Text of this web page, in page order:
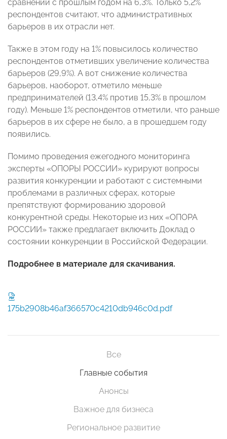
сравнении с прошлым годом на 6,3%. Только 5,2%
респондентов считают, что административных
барьеров в их отрасли нет.
Также в этом году на 1% повысилось количество
респондентов отметивших увеличение количества
барьеров (29,9%). А вот снижение количества
барьеров, наоборот, отметило меньше
предпринимателей (13,4% против 15,3% в прошлом
году). Меньше 1% респондентов отметили, что раньше
барьеров в их сфере не было, а в прошедшем году
появились.
Помимо проведения ежегодного мониторинга
эксперты «ОПОРЫ РОССИИ» курируют вопросы
развития конкуренции и работают с системными
проблемами в различных сферах, которые
препятствуют формированию здоровой
конкурентной среды. Некоторые из них «ОПОРА
РОССИИ» также предлагает включить Доклад о
состоянии конкуренции в Российской Федерации.
Подробнее в материале для скачивания.
175b2908b46af366570c4210db946c0d.pdf
Все
Главные события
Анонсы
Важное для бизнеса
Региональное развитие